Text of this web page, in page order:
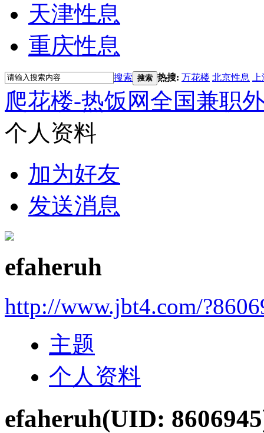
天津性息
重庆性息
搜索 搜索 热搜: 万花楼 北京性息
爬花楼-热饭网全国兼职
个人资料
加为好友
发送消息
efaheruh
http://www.jbt4.com/
主题
个人资料
efaheruh(UID: